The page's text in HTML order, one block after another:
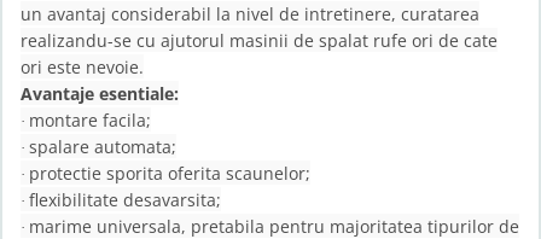
un avantaj considerabil la nivel de intretinere, curatarea
realizandu-se cu ajutorul masinii de spalat rufe ori de cate
ori este nevoie.
Avantaje esentiale:
· montare facila;
·spalare automata;
· protectie sporita oferita scaunelor;
·flexibilitate desavarsita;
· marime universala, pretabila pentru majoritatea tipurilor de